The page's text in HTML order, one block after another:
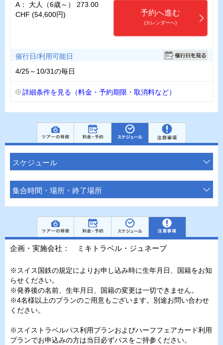
A： 大人（6歳～） 273.00
CHF (54,600円)
予約へ進む
(カレンダーへ)
催行日/利用可能日
4/25～10/31の毎日
詳細条件を見る（料金・予約期限・取消料など）
スケジュール
集合時間・場所・終了場所
企画・実施会社： ミキトラベル・ジュネーブ
※スイス国鉄の規定によりお申し込み時に生年月日、国籍をお知
らせください。
※発券後の名前、生年月日、国籍の変更は一切できません。
※4名様以上のプランのご用意もございます。別途お問い合わせ
ください。
※スイストラベルパス利用プランおよびハーフフェアカード利用
プランでお申込みの方は当日必ずパスをご持参ください。